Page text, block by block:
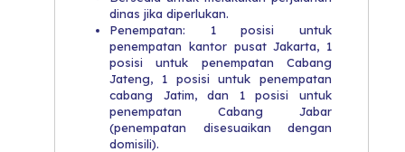
dinas jika diperlukan.
​Penempatan: 1 posisi untuk
penempatan kantor pusat Jakarta, 1
posisi untuk penempatan Cabang
Jateng, 1 posisi untuk penempatan
cabang Jatim, dan 1 posisi untuk
penempatan Cabang Jabar
(penempatan disesuaikan dengan
domisili).